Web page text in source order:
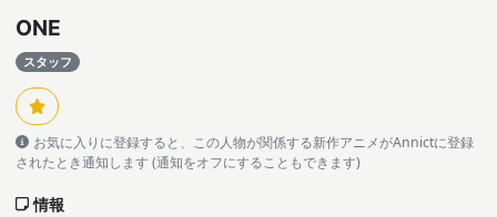
ONE
スタッフ
お気に入りに登録すると、この人物が関係する新作アニメがAnnictに登録
されたとき通知します (通知をオフにすることもできます)
情報